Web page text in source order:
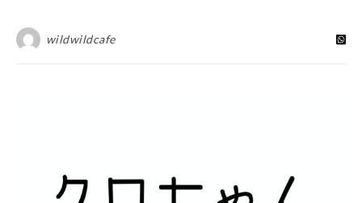
wildwildcafe